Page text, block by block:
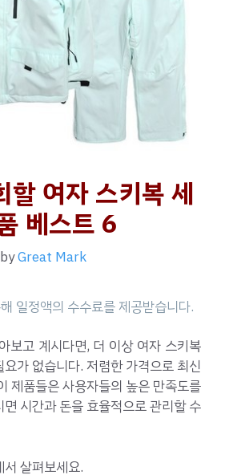
할 여자 스키복 세
베스트 6
byGreat Mark
보고 계시다면, 더 이상 여자 스키복
가 없습니다. 저렴한 가격으로 최신
제품들은 사용자들의 높은 만족도를
시간과 돈을 효율적으로 관리할 수
살펴보세요.